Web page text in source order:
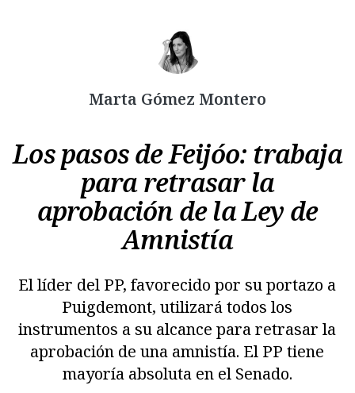
Marta Gómez Montero
Los pasos de Feijóo: trabaja
para retrasar la
aprobación de la Ley de
Amnistía
El líder del PP, favorecido por su portazo a
Puigdemont, utilizará todos los
instrumentos a su alcance para retrasar la
aprobación de una amnistía. El PP tiene
mayoría absoluta en el Senado.